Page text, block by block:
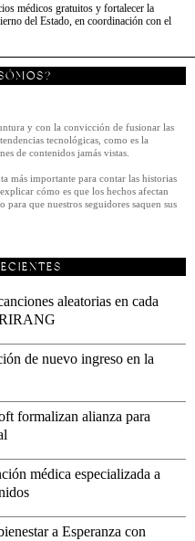
médicos gratuitos y fortalecer la
del Estado, en coordinación con el
y con la convicción de fusionar las
tecnológicas, como es la
de contenidos jamás vistas.
más importante para contar las historias
cómo es que los hechos afectan
que nuestros seguidores saquen sus
aleatorias en cada
de nuevo ingreso en la
formalizan alianza para
médica especializada a
a Esperanza con